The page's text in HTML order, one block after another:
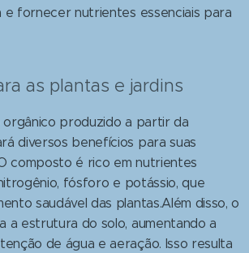
e fornecer nutrientes essenciais para
as plantas e jardins
produzido a partir da
diversos benefícios para suas
composto é rico em nutrientes
fósforo e potássio, que
saudável das plantas.Além disso, o
a estrutura do solo, aumentando a
de água e aeração. Isso resulta